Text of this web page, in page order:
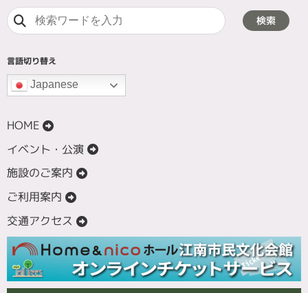
検索
言語切り替え
Japanese
HOME
イベント・公演
施設のご案内
ご利用案内
交通アクセス